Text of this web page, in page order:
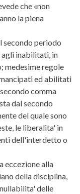
che «non
la piena
secondo periodo
agli inabilitati, in
medesime regole
ed abilitati
comma
dal secondo
del quale sono
le liberalita' in
dell'interdetto o
eccezione alla
della disciplina,
delle